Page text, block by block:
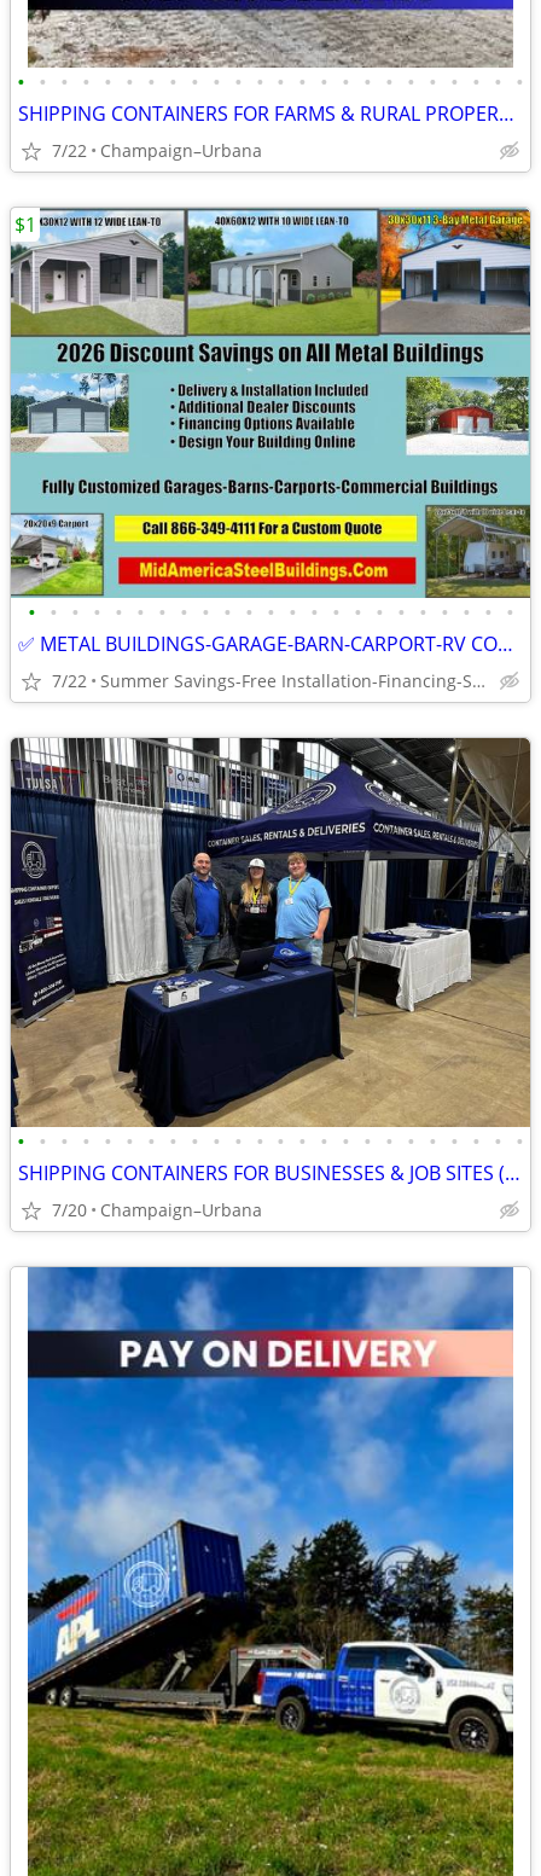
• • • • • • • • • • • • • • • • • • • • • • • •
SHIPPING CONTAINERS FOR FARMS & RURAL PROPERTIES (385) 446-6148
7/22 Champaign–Urbana
• • • • • • • • • • • • • • • • • • • • • • •
✅ METAL BUILDINGS-GARAGE-BARN-CARPORT-RV COVER-CUSTOM STEEL BUILDINGS
7/22 Summer Savings-Free Installation-Financing-Save $500-$2500
$1
• • • • • • • • • • • • • • • • • • • • • • • •
SHIPPING CONTAINERS FOR BUSINESSES & JOB SITES (385) 446-6148
7/20 Champaign–Urbana